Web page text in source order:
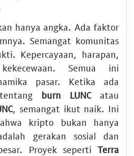
hanya angka. Ada faktor
Semangat komunitas
Kepercayaan, harapan,
Semua ini
pasar. Ketika ada
burn LUNCatau
, semangat ikut naik. Ini
kripto bukan hanya
gerakan sosial dan
Proyek seperti Terra